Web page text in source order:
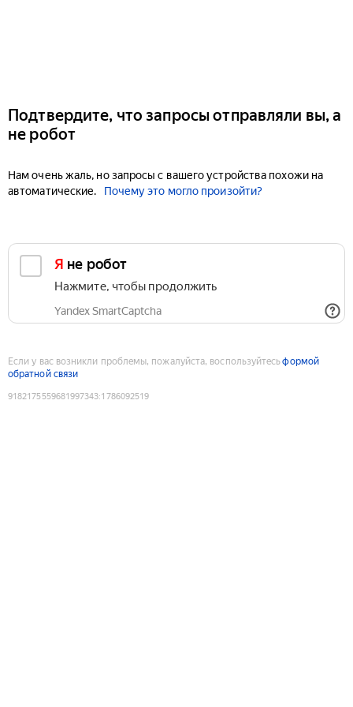
Подтвердите, что запросы отправляли вы, а
не робот
Нам очень жаль, но запросы с вашего устройства похожи на
автоматические.
Почему это могло произойти?
Я не робот
Нажмите, чтобы продолжить
Yandex SmartCaptcha
Если у вас возникли проблемы, пожалуйста, воспользуйтесьформой
обратной связи
9182175559681997343:1786092519